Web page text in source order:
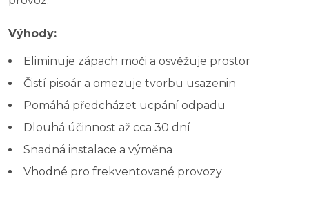
Výhody:
Eliminuje zápach moči a osvěžuje prostor
Čistí pisoár a omezuje tvorbu usazenin
Pomáhá předcházet ucpání odpadu
Dlouhá účinnost až cca 30 dní
Snadná instalace a výměna
Vhodné pro frekventované provozy